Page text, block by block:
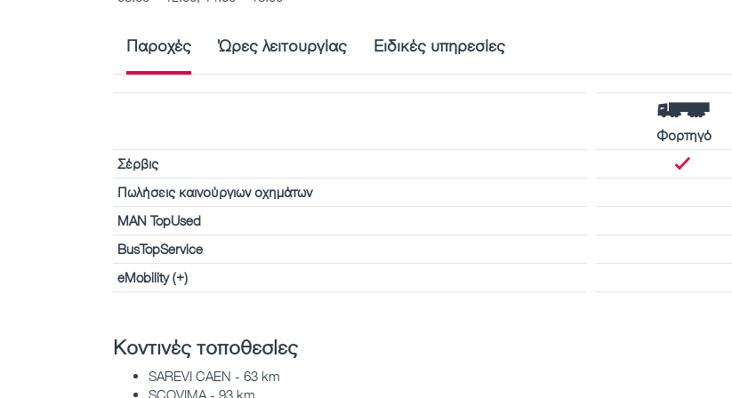
Παροχές Ώρες λειτουργίας Ειδικές υπηρεσίες
Φορτηγό
Σέρβις
Πωλήσεις καινούργιων οχημάτων
MAN TopUsed
BusTopService
eMobility (+)
Κοντινές τοποθεσίες
SAREVI CAEN - 63 km
SCOVIMA - 93 km